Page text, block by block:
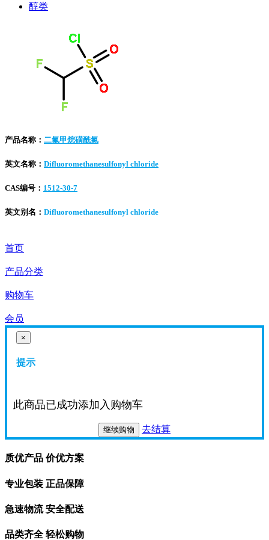
醇类
产品名称： 二氟甲烷磺酰氯
英文名称： Difluoromethanesulfonyl chloride
CAS编号： 1512-30-7
英文别名： Difluoromethanesulfonyl chloride
首页
产品分类
购物车
会员
×
提示
此商品已成功添加入购物车
继续购物 去结算
质优产品 价优方案
专业包装 正品保障
急速物流 安全配送
品类齐全 轻松购物